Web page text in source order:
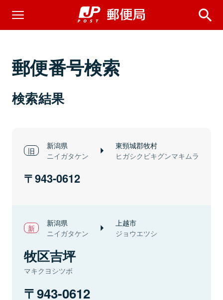
郵便番号検索
検索結果
新潟県
ニイガタケン
東頸城郡牧村
ヒガシクビキグンマキムラ
943-0612
新潟県
ニイガタケン
上越市
ジョウエツシ
牧区吉坪
マキクヨシツボ
943-0612